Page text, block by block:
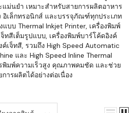
แม่นยำ เหมาะสำหรับสายการผลิตอาหาร
อิเล็กทรอนิกส์ และบรรจุภัณฑ์ทุกประเภท
แบบ Thermal Inkjet Printer, เครื่องพิมพ์
จ็ทสีเต็มรูปแบบ, เครื่องพิมพ์บาร์โค้ดอิงค์
ค์เจ็ทสี, รวมถึง High Speed Automatic
และ High Speed Inline Thermal
พิมพ์ความเร็วสูง คุณภาพคมชัด และช่วย
ารผลิตได้อย่างต่อเนื่อง